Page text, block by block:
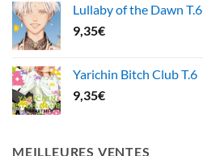
Lullaby of the Dawn T.6
9,35€
Yarichin Bitch Club T.6
9,35€
MEILLEURES VENTES